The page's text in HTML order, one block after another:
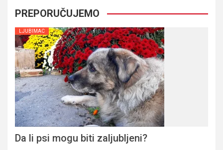
PREPORUČUJEMO
LJUBIMAC
Da li psi mogu biti zaljubljeni?